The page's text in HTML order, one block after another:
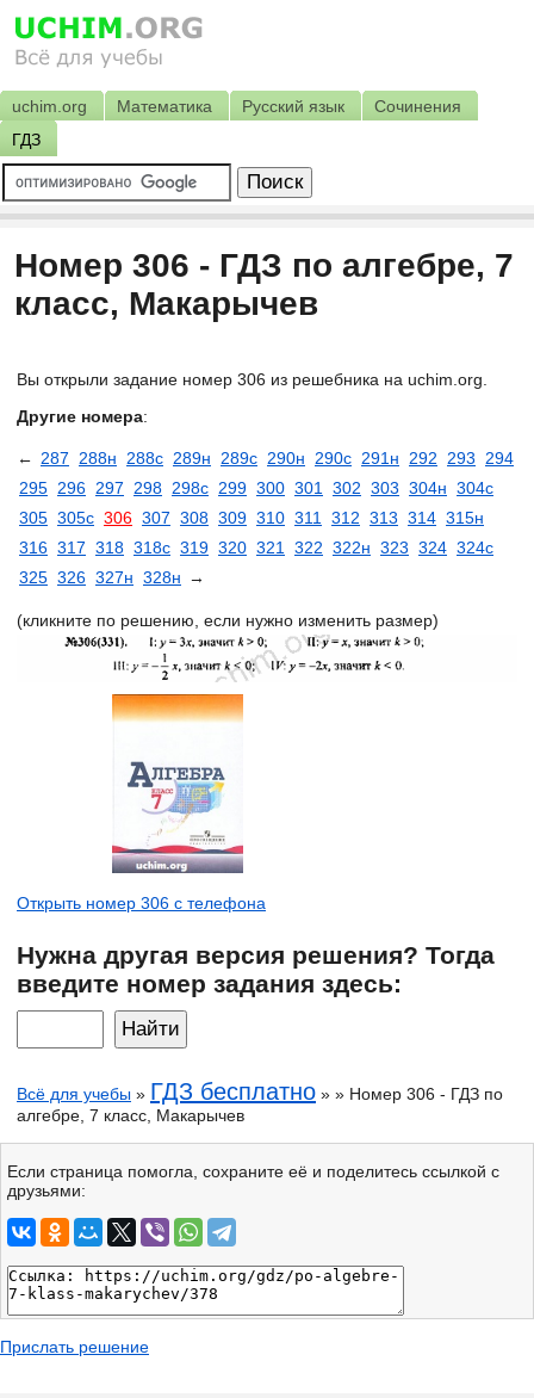
uchim.org Математика Русский язык
Сочинения
ГДЗ
Номер 306 - ГДЗ по алгебре, 7
класс, Макарычев
Вы открыли задание номер 306 из решебника на uchim.org.
Другие номера:
← 287 288н 288с 289н 289с 290н 290с 291н 292 293
294
295 296 297 298 298с 299 300 301 302 303 304н 304с
305 305с 306 307 308 309 310 311 312 313 314 315н
316 317 318 318с 319 320 321 322 322н 323 324 324с
325 326 327н 328н →
(кликните по решению, если нужно изменить размер)
Открыть номер 306 с телефона
Нужна другая версия решения? Тогда
введите номер задания здесь:
Всё для учебы » ГДЗ бесплатно » » Номер 306 - ГДЗ по
алгебре, 7 класс, Макарычев
Если страница помогла, сохраните её и поделитесь ссылкой с
друзьями:
Прислать решение